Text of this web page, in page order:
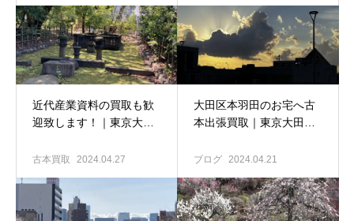
近代産業資料の買取も歓
迎致します！｜東京大田
古書窟揚羽堂
古本買取 2024.04.27
大田区本羽田のお宅へ古
本出張買取｜東京大田区
揚羽堂
ブログ 2024.04.21